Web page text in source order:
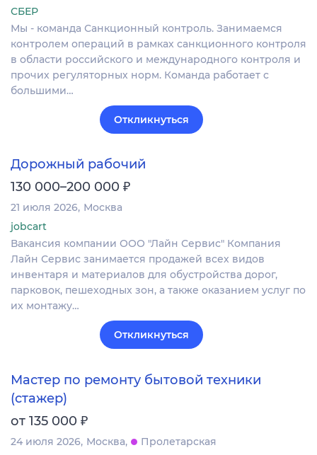
СБЕР
Мы - команда Санкционный контроль. Занимаемся
контролем операций в рамках санкционного контроля
в области российского и международного контроля и
прочих регуляторных норм. Команда работает с
большими…
Откликнуться
Дорожный рабочий
130 000–200 000 ₽
21 июля 2026 Москва
jobcart
Вакансия компании ООО "Лайн Сервис" Компания
Лайн Сервис занимается продажей всех видов
инвентаря и материалов для обустройства дорог,
парковок, пешеходных зон, а также оказанием услуг по
их монтажу…
Откликнуться
Мастер по ремонту бытовой техники
(стажер)
от 135 000 ₽
24 июля 2026 Москва
Пролетарская